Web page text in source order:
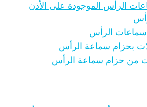
الرأس الموجودة على الأذن
سماعات الرأس
بحزام سماعة الرأس
من حزام سماعة الرأس